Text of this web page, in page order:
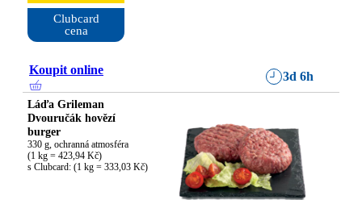
Clubcard
cena
Koupit online 3d 6h
Láďa Grileman
Dvouručák hovězí
burger
330 g, ochranná atmosféra
(1 kg = 423,94 Kč)
s Clubcard: (1 kg = 333,03 Kč)